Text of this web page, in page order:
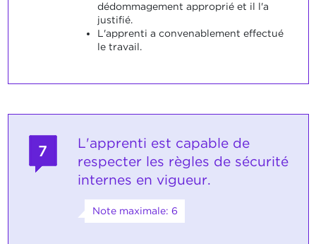
dédommagement approprié et il l'a
justifié.
L'apprenti a convenablement effectué
le travail.
7
L'apprenti est capable de
respecter les règles de sécurité
internes en vigueur.
Note maximale: 6